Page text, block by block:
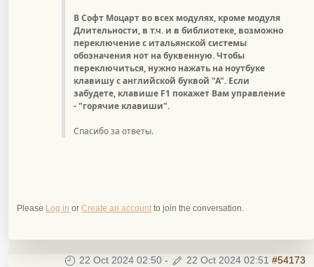
В Софт Моцарт во всех модулях, кроме модуля
Длительности, в т.ч. и в библиотеке, возможно
переключение с итальянской системы
обозначения нот на буквенную. Чтобы
переключиться, нужно нажать на ноутбуке
клавишу с английской буквой "А". Если
забудете, клавише F1 покажет Вам управление
- "горячие клавиши".
Спасибо за ответы.
Please Log in or Create an account to join the conversation.
22 Oct 2024 02:50 - 22 Oct 2024 02:51 #54173